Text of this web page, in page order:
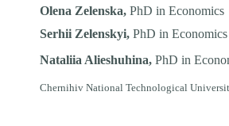
Olena Zelenska, PhD in Economics
Serhii Zelenskyi, PhD in Economics
Nataliia Alieshuhina, PhD in
Chernihiv National Technological